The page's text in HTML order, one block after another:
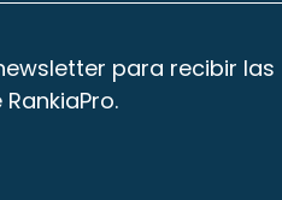
para recibir las